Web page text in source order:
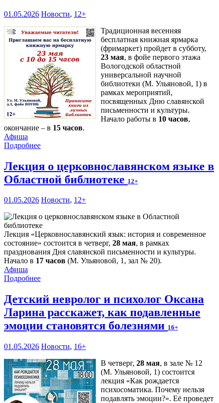
01.05.2026 Новости, 12+
Традиционная весенняя
бесплатная книжная ярмарка
(фримаркет) пройдет в субботу,
23 мая, в фойе первого этажа
Вологодской областной
универсальной научной
библиотеки (М. Ульяновой, 1) в
рамках мероприятий,
посвященных Дню славянской
письменности и культуры.
Начало работы в 10 часов,
окончание – в 15 часов.
Афиша
Подробнее
Лекция о церковнославянском языке в
Областной библиотеке 12+
01.05.2026 Новости, 12+
Лекция «Церковнославянский язык: история и современное
состояние» состоится в четверг, 28 мая, в рамках
празднования Дня славянской письменности и культуры.
Начало в 17 часов (М. Ульяновой, 1, зал № 20).
Афиша
Подробнее
Детский невролог и психолог Оксана
Ларина расскажет, как подавленные
эмоции становятся болезнями 16+
01.05.2026 Новости, 16+
В четверг, 28 мая, в зале № 12
(М. Ульяновой, 1) состоится
лекция «Как рождается
психосоматика. Почему нельзя
подавлять эмоции?». Её проведет